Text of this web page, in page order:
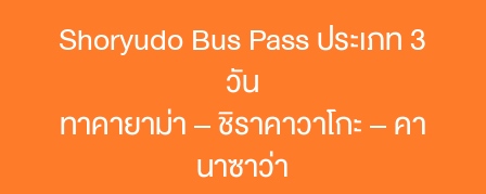
Shoryudo Bus Pass ประเภท 3
วัน
ทาคายาม่า – ชิราคาวาโกะ – คา
นาซาว่า